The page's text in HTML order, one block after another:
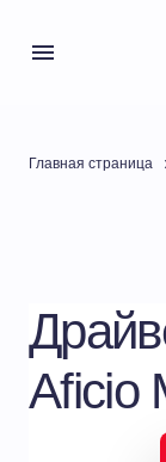
Главная страница
Aficio